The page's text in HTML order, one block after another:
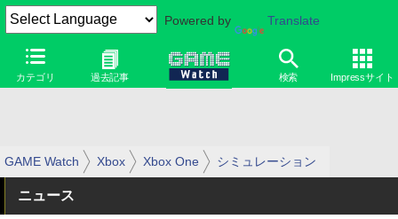
Powered by Translate
カテゴリ 過去記事 検索 Impressサイト
GAME Watch Xbox Xbox One シミュレーション
ニュース